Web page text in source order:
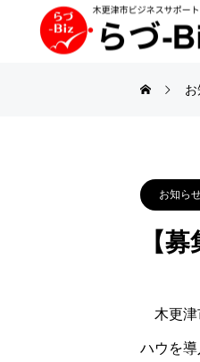
お知ら
【
木更
ハウを導